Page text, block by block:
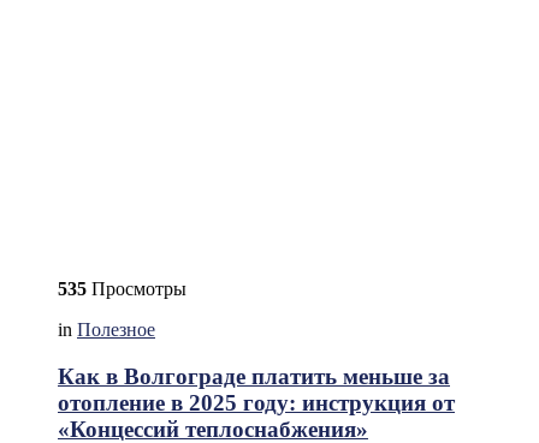
535 Просмотры
in Полезное
Как в Волгограде платить меньше за
отопление в 2025 году: инструкция от
«Концессий теплоснабжения»